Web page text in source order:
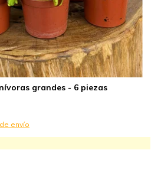
grandes - 6 piezas
envío